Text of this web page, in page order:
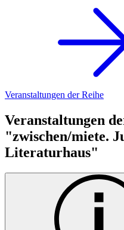
Veranstaltungen der Reihe
Veranstaltungen
"zwischen/miete.
Literaturhaus"